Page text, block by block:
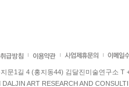
문1길 4 (홍지동44) 김달진미술연구소 T
ART RESEARCH AND